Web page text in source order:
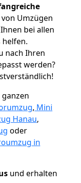
Umzügen
bei allen
helfen.
nach Ihren
werden?
, Mini
Hanau,
oder
in
und erhalten